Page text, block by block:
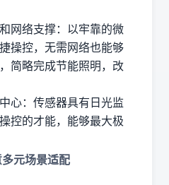
网络支撑：以牢靠的微
操控，无需网络也能够
简略完成节能照明，改
心：传感器具有日光监
控的才能，能够最大极
元场景适配